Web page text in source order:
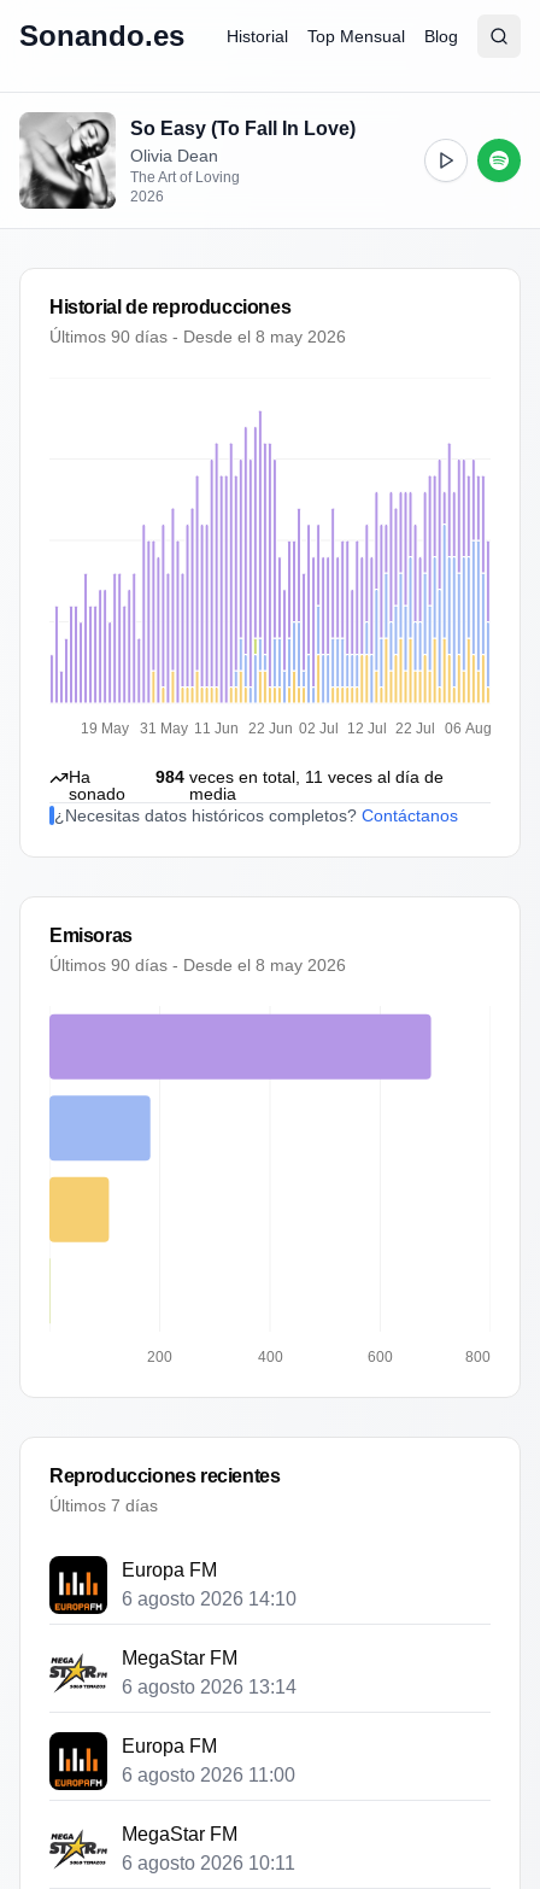
Sonando.es Historial Top Mensual Blog
Abrir
So Easy (To Fall In Love)
Olivia Dean
The Art of Loving
2026
Historial de reproducciones
Últimos 90 días - Desde el 8 may 2026
19 May 31 May 11 Jun 22 Jun 02 Jul 12 Jul 22 Jul 06 Aug
Ha
sonado
984 veces en total, 11 veces al día de
media
¿Necesitas datos históricos completos? Contáctanos
Emisoras
Últimos 90 días - Desde el 8 may 2026
200 400 600 800
Reproducciones recientes
Últimos 7 días
Europa FM
6 agosto 2026 14:10
MegaStar FM
6 agosto 2026 13:14
Europa FM
6 agosto 2026 11:00
MegaStar FM
6 agosto 2026 10:11